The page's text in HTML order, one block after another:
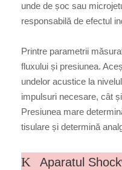
unde de șoc sau
responsabilă de efectul
Printre parametrii
fluxului și presiunea.
undelor acustice la
impulsuri necesare, cât
Presiunea mare
tisulare și determină
Aparatul